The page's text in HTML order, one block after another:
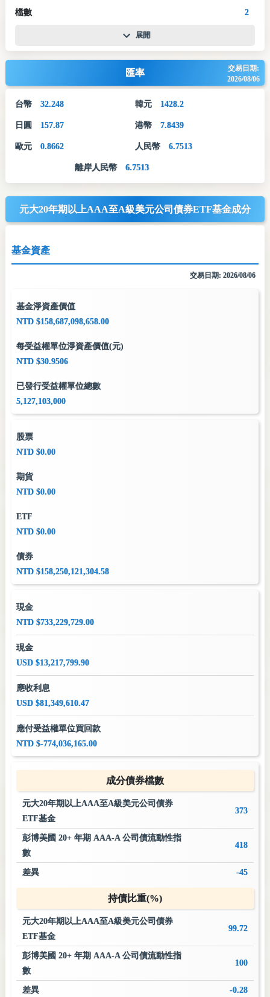
檔數 2
展開
匯率
交易日期:
2026/08/06
台幣 32.248 韓元 1428.2
日圓 157.87 港幣 7.8439
歐元 0.8662 人民幣 6.7513
離岸人民幣 6.7513
元大20年期以上AAA至A級美元公司債券ETF基金成分
基金資產
交易日期: 2026/08/06
基金淨資產價值
NTD $158,687,098,658.00
每受益權單位淨資產價值(元)
NTD $30.9506
已發行受益權單位總數
5,127,103,000
股票
NTD $0.00
期貨
NTD $0.00
ETF
NTD $0.00
債券
NTD $158,250,121,304.58
現金
NTD $733,229,729.00
現金
USD $13,217,799.90
應收利息
USD $81,349,610.47
應付受益權單位買回款
NTD $-774,036,165.00
成分債券檔數
元大20年期以上AAA至A級美元公司債券
ETF基金
373
彭博美國 20+ 年期 AAA-A 公司債流動性指
數
418
差異 -45
持債比重(%)
元大20年期以上AAA至A級美元公司債券
ETF基金
99.72
彭博美國 20+ 年期 AAA-A 公司債流動性指
數
100
差異 -0.28